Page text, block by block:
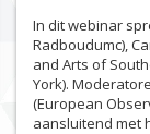
In dit webinar
Radboudumc),
and Arts of
York).
(European
aansluitend met